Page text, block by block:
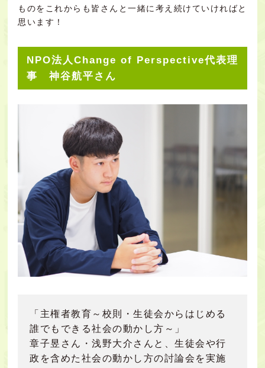
ものをこれからも皆さんと一緒に考え続けていければと
思います！
NPO法人Change of Perspective代表理
事 神谷航平さん
「主権者教育～校則・生徒会からはじめる
誰でもできる社会の動かし方～」
章子昱さん・浅野大介さんと、生徒会や行
政を含めた社会の動かし方の討論会を実施